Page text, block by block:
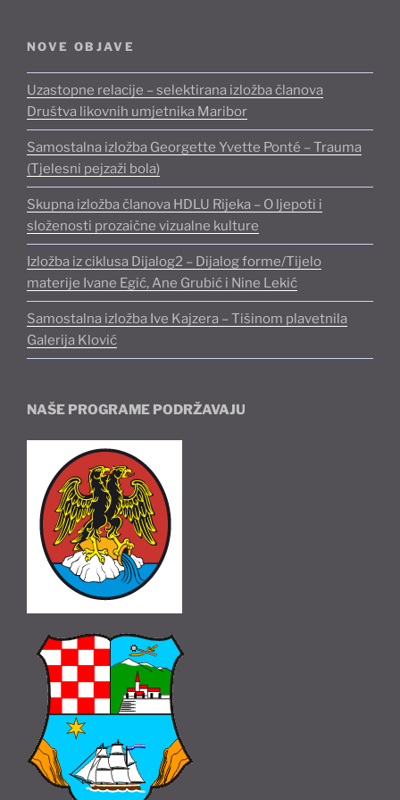
NOVE OBJAVE
Uzastopne relacije – selektirana izložba članova
Društva likovnih umjetnika Maribor
Samostalna izložba Georgette Yvette Ponté – Trauma
(Tjelesni pejzaži bola)
Skupna izložba članova HDLU Rijeka – O ljepoti i
složenosti prozaične vizualne kulture
Izložba iz ciklusa Dijalog2 – Dijalog forme/Tijelo
materije Ivane Egić, Ane Grubić i Nine Lekić
Samostalna izložba Ive Kajzera – Tišinom plavetnila
Galerija Klović
NAŠE PROGRAME PODRŽAVAJU